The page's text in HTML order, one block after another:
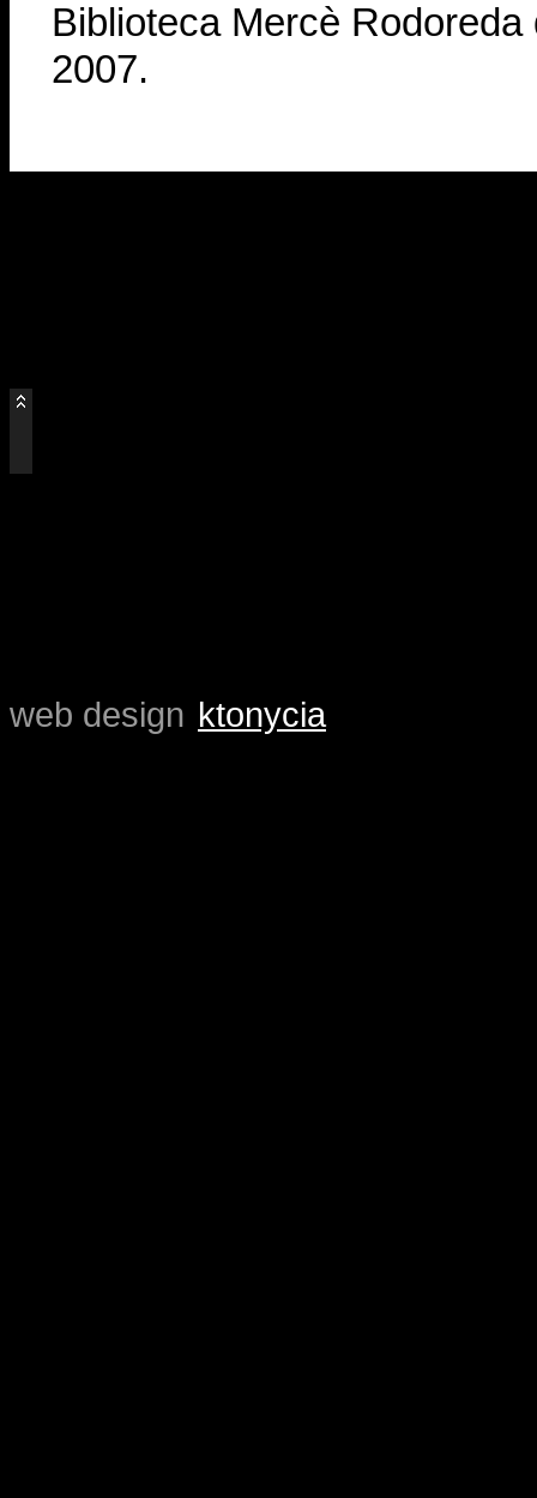
Biblioteca Mercè
2007.
web design ktonycia